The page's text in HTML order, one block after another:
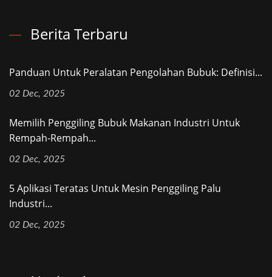
Berita Terbaru
Panduan Untuk Peralatan Pengolahan Bubuk: Definisi...
02 Dec, 2025
Memilih Penggiling Bubuk Makanan Industri Untuk
Rempah-Rempah...
02 Dec, 2025
5 Aplikasi Teratas Untuk Mesin Penggiling Palu
Industri...
02 Dec, 2025